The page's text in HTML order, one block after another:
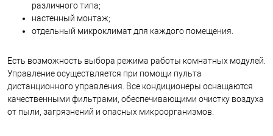
различного типа;
настенный монтаж;
отдельный микроклимат для каждого помещения.
Есть возможность выбора режима работы комнатных модулей.
Управление осуществляется при помощи пульта
дистанционного управления. Все кондиционеры оснащаются
качественными фильтрами, обеспечивающими очистку воздуха
от пыли, загрязнений и опасных микроорганизмов.